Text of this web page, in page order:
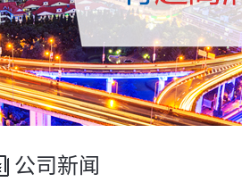
公司新闻